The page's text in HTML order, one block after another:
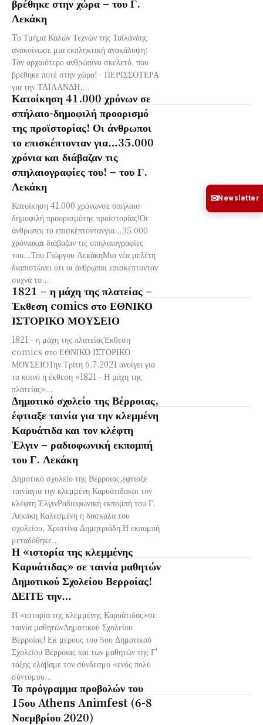
Λεκάκη
Tο Τμήμα Καλών Τεχνών της Ταϊλάνδης
ανακοίνωσε μια εκπληκτική ανακάλυψη:
Τον ​​αρχαιότερο ανθρώπινο σκελετό, που
βρέθηκε ποτέ στην χώρα! - ΠΕΡΙΣΣΟΤΕΡΑ
για την ΤΑΪΛΑΝΔΗ,...
Κατοίκηση 41.000 χρόνων σε
σπήλαιο-δημοφιλή προορισμό
της προϊστορίας! Οι άνθρωποι
το επισκέπτονταν για…35.000
χρόνια και διάβαζαν τις
σπηλαιογραφίες του! – του Γ.
Λεκάκη
Κατοίκηση 41.000 χρόνωνσε σπήλαιο-
δημοφιλή προορισμότης προϊστορίας!Οι
άνθρωποι το επισκέπτοντανγια…35.000
χρόνιακαι διάβαζαν τις σπηλαιογραφίες
του…Του Γιώργου ΛεκάκηΜια νέα μελέτη
διαπιστώνει ότι οι άνθρωποι επισκέπτονταν
συχνά το...
1821 – η μάχη της πλατείας –
Έκθεση comics στο ΕΘΝΙΚΟ
ΙΣΤΟΡΙΚΟ ΜΟΥΣΕΙΟ
1821 - η μάχη της πλατείαςΈκθεση
comics στο ΕΘΝΙΚΟ ΙΣΤΟΡΙΚΟ
ΜΟΥΣΕΙΟΤην Τρίτη 6.7.2021 ανοίγει για
το κοινό η έκθεση «1821 - Η μάχη της
πλατείας»...
Δημοτικό σχολείο της Βέρροιας,
έφτιαξε ταινία για την κλεμμένη
Καρυάτιδα και τον κλέφτη
Έλγιν – ραδιοφωνική εκπομπή
του Γ. Λεκάκη
Δημοτικό σχολείο της Βέρροιας,έφτιαξε
ταινίαγια την κλεμμένη Καρυάτιδακαι τον
κλέφτη ΈλγινΡαδιοφωνική εκπομπή του Γ.
Λεκάκη Καλεσμένη η δασκάλα του
σχολείου, Χριστίνα Δημητριάδη.Η εκπομπή
μεταδόθηκε...
Η «ιστορία της κλεμμένης
Καρυάτιδας» σε ταινία μαθητών
Δημοτικού Σχολείου Βερροίας!
ΔΕΙΤΕ την…
Η «ιστορία της κλεμμένης Καρυάτιδας»σε
ταινία μαθητώνΔημοτικού Σχολείου
Βερροίας! Εκ μέρους του 5ου Δημοτικού
Σχολείου Βέρροιας και των μαθητών της Γ'
τάξης ελάβαμε τον σύνδεσμο «ενός πολύ
σύντομου...
Το πρόγραμμα προβολών του
15ου Athens Animfest (6-8
Νοεμβρίου 2020)
✉Newsletter